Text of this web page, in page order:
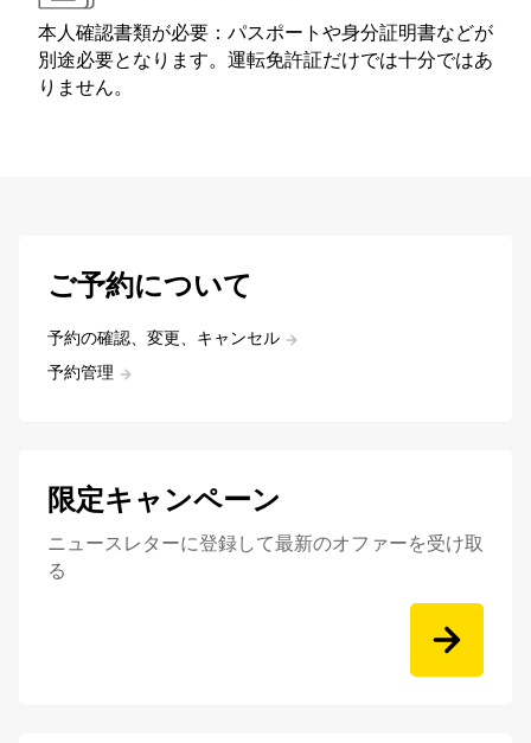
本人確認書類が必要：パスポートや身分証明書などが
別途必要となります。運転免許証だけでは十分ではあ
りません。
ご予約について
予約の確認、変更、キャンセル
予約管理
限定キャンペーン
ニュースレターに登録して最新のオファーを受け取
る